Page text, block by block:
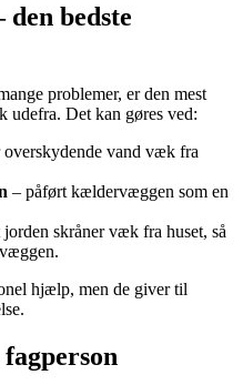
den bedste
problemer, er den mest
udefra. Det kan gøres ved:
overskydende vand væk fra
– påført kældervæggen som en
jorden skråner væk fra huset, så
hjælp, men de giver til